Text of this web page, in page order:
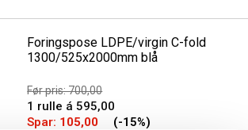
Foringspose LDPE/virgin C-fold
1300/525x2000mm blå
Før pris: 700,00
1 rulle á 595,00
Spar: 105,00 (-15%)